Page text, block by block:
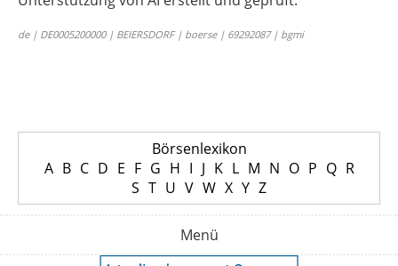
de | DE0005200000 | BEIERSDORF | boerse | 69292087 | bgmi
Börsenlexikon
A B C D E F G H I J K L M N O P Q R
S T U V W X Y Z
Menü